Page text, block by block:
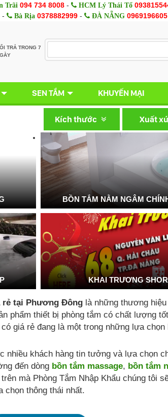
Trãi 094 734 8008 - HCM Lý Thái Tổ
- Bà Rịa 0378882999- ĐÀ NẴNG 0969196605
TRẢ TRONG 7
SEN TẮM KHUYẾN MẠI
Xuất
Kích thước
BỒN TẮM NẰM NGÂM
KHAI TRƯƠNG
rẻ tại Phương Đông là những thương
phẩm thiết bị phòng tắm có chất lượng
giá rẻ đang là một trong những lựa chọn
nhiều khách hàng tin tưởng và lựa chọn
đến dòng bồn tắm massage, bồn tắm
mà Phòng Tắm Nhập Khẩu chúng tôi
chọn thông thái nhất.